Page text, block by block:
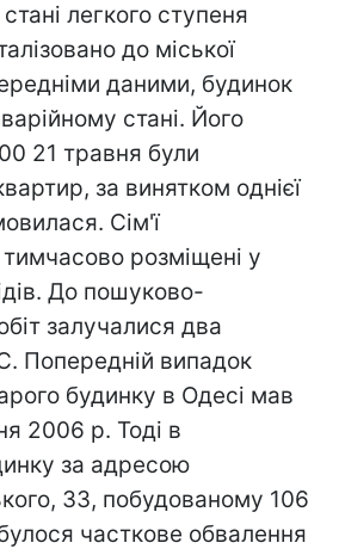
легкого ступеня
до міської
даними, будинок
стані. Його
21 травня були
за винятком однієї
Сім'ї
розміщені у
До пошуково-
залучалися два
Попередній випадок
будинку в Одесі мав
2006 р. Тоді в
за адресою
33, побудованому 106
часткове обвалення